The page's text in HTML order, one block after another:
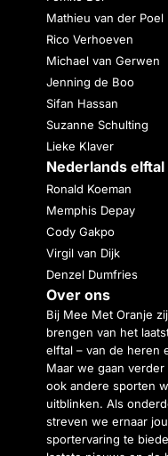
Mathieu van der Poel
Rico Verhoeven
Michael van Gerwen
Jenning de Boo
Sifan Hassan
Suzanne Schulting
Lieke Klaver
Nederlands elftal
Ronald Koeman
Memphis Depay
Cody Gakpo
Virgil van Dijk
Denzel Dumfries
Over ons
Bij Mee Met Oranje
brengen van het
elftal – van de heren
Maar we gaan
ook andere sporten
uitblinken. Als
streven we ernaar
sportervaring te